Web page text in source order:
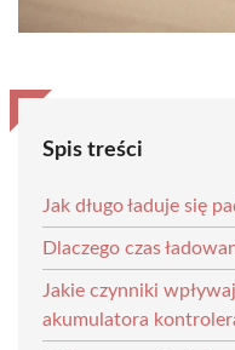
Spis treści
Jak długo ładuje się
Dlaczego czas
Jakie czynniki
akumulatora